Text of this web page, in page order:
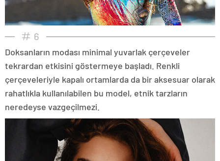
6
Doksanların modası minimal yuvarlak çerçeveler
tekrardan etkisini göstermeye başladı. Renkli
çerçeveleriyle kapalı ortamlarda da bir aksesuar olarak
rahatlıkla kullanılabilen bu model, etnik tarzların
neredeyse vazgeçilmezi.